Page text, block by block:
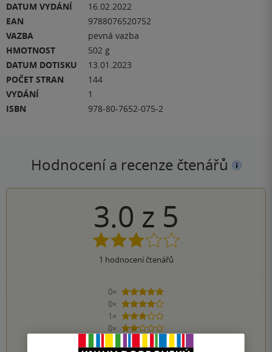
DATUM VYDÁNÍ
16.02.2022
EAN
9788076520752
VAZBA
pevná vazba
HMOTNOST
502 g
DATUM DOTISKU
13.01.2023
POČET STRAN
144
VYDÁNÍ
1
ISBN
978-80-7652-075-2
Hodnocení a recenze čtenářů
3.0 z 5
1 hodnocení čtenářů
0×
5 hvězdiček
0×
4 hvězdičky
1×
3 hvězdičky
0×
2 hvězdičky